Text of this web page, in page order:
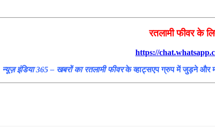
रतलामी फीवर के
https://
न्यूज़ इंडिया 365 – खबरों का रतलामी फीवरके व्हाट्सएप ग्रुप में जुड़ने और